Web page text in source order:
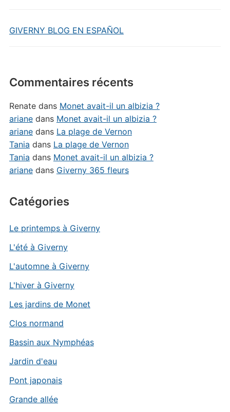
GIVERNY BLOG EN ESPAÑOL
Commentaires récents
Renatedans Monet avait-il un albizia ?
arianedans Monet avait-il un albizia ?
arianedans La plage de Vernon
Tania dans La plage de Vernon
Tania dans Monet avait-il un albizia ?
arianedans Giverny 365 fleurs
Catégories
Le printemps à Giverny
L'été à Giverny
L'automne à Giverny
L'hiver à Giverny
Les jardins de Monet
Clos normand
Bassin aux Nymphéas
Jardin d'eau
Pont japonais
Grande allée